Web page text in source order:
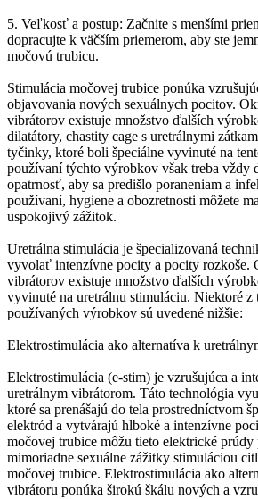
5. Veľkosť a postup: Začnite s menšími
dopracujte k väčším priemerom, aby ste
močovú trubicu.
Stimulácia močovej trubice ponúka
objavovania nových sexuálnych pocitov.
vibrátorov existuje množstvo ďalších
dilatátory, chastity cage s uretrálnymi
tyčinky, ktoré boli špeciálne vyvinuté na
používaní týchto výrobkov však treba vždy
opatrnosť, aby sa predišlo poraneniam a
používaní, hygiene a obozretnosti môžete
uspokojivý zážitok.
Uretrálna stimulácia je špecializovaná
vyvolať intenzívne pocity a pocity rozkoše.
vibrátorov existuje množstvo ďalších
vyvinuté na uretrálnu stimuláciu. Niektoré z
používaných výrobkov sú uvedené nižšie:
Elektrostimulácia ako alternatíva k
Elektrostimulácia (e-stim) je vzrušujúca a
uretrálnym vibrátorom. Táto technológia
ktoré sa prenášajú do tela prostredníctvom
elektród a vytvárajú hlboké a intenzívne
močovej trubice môžu tieto elektrické
mimoriadne sexuálne zážitky stimuláciou
močovej trubice. Elektrostimulácia ako
vibrátoru ponúka širokú škálu nových a